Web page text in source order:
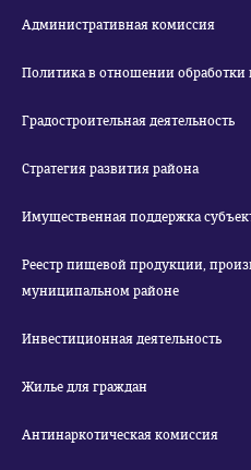
Административная комиссия
Политика в отношении
Градостроительная деятельность
Стратегия развития района
Имущественная поддержка
Реестр пищевой продукции,
муниципальном районе
Инвестиционная деятельность
Жилье для граждан
Антинаркотическая комиссия